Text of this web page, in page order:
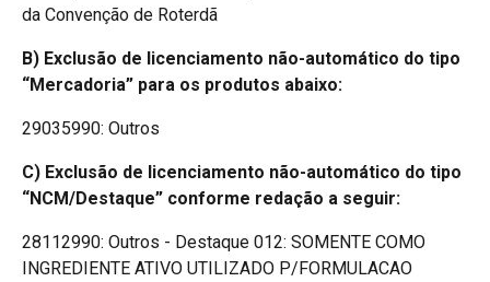
da Convenção de Roterdã
B) Exclusão de licenciamento não-automático do tipo
“Mercadoria” para os produtos abaixo:
29035990: Outros
C) Exclusão de licenciamento não-automático do tipo
“NCM/Destaque” conforme redação a seguir:
28112990: Outros - Destaque 012: SOMENTE COMO
INGREDIENTE ATIVO UTILIZADO P/FORMULACAO